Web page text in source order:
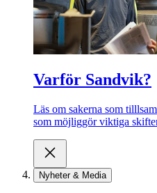
Varför Sandvik?
Läs om sakerna som
som möjliggör viktiga
Nyheter & Media